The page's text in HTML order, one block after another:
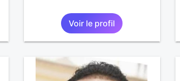
Voir le profil